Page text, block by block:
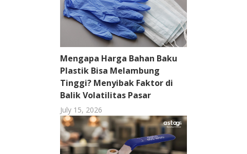
Mengapa Harga Bahan Baku
Plastik Bisa Melambung
Tinggi? Menyibak Faktor di
Balik Volatilitas Pasar
July 15, 2026